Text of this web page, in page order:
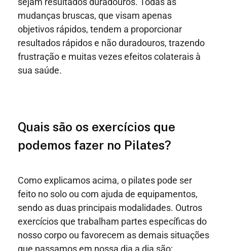
mudanças bruscas, que visam apenas
objetivos rápidos, tendem a proporcionar
resultados rápidos e não duradouros, trazendo
frustração e muitas vezes efeitos colaterais à
sua saúde.
Quais são os exercícios que
podemos fazer no Pilates?
Como explicamos acima, o pilates pode ser
feito no solo ou com ajuda de equipamentos,
sendo as duas principais modalidades. Outros
exercícios que trabalham partes específicas do
nosso corpo ou favorecem as demais situações
que passamos em nossa dia a dia são: